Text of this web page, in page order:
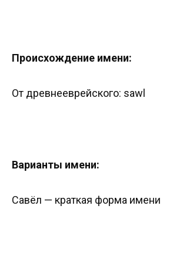
Происхождение имени:
От древнееврейского: sawl
Варианты имени:
Савёл — краткая форма имени